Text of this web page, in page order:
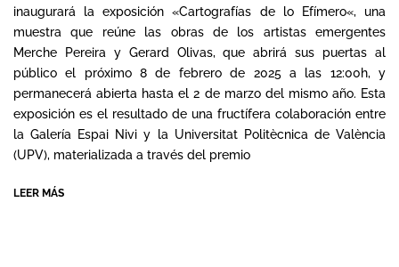
inaugurará la exposición «Cartografías de lo Efímero«, una
muestra que reúne las obras de los artistas emergentes
Merche Pereira y Gerard Olivas, que abrirá sus puertas al
público el próximo 8 de febrero de 2025 a las 12:00h, y
permanecerá abierta hasta el 2 de marzo del mismo año. Esta
exposición es el resultado de una fructífera colaboración entre
la Galería Espai Nivi y la Universitat Politècnica de València
(UPV), materializada a través del premio
LEER MÁS